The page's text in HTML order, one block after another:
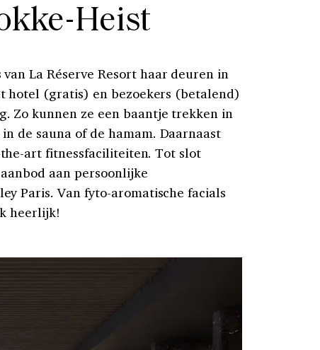
Heist
La Réserve Resort haar deuren in
hotel (gratis) en bezoekers (betalend)
Zo kunnen ze een baantje trekken in
de sauna of de hamam. Daarnaast
art fitnessfaciliteiten. Tot slot
aan persoonlijke
Paris. Van fyto-aromatische facials
heerlijk!